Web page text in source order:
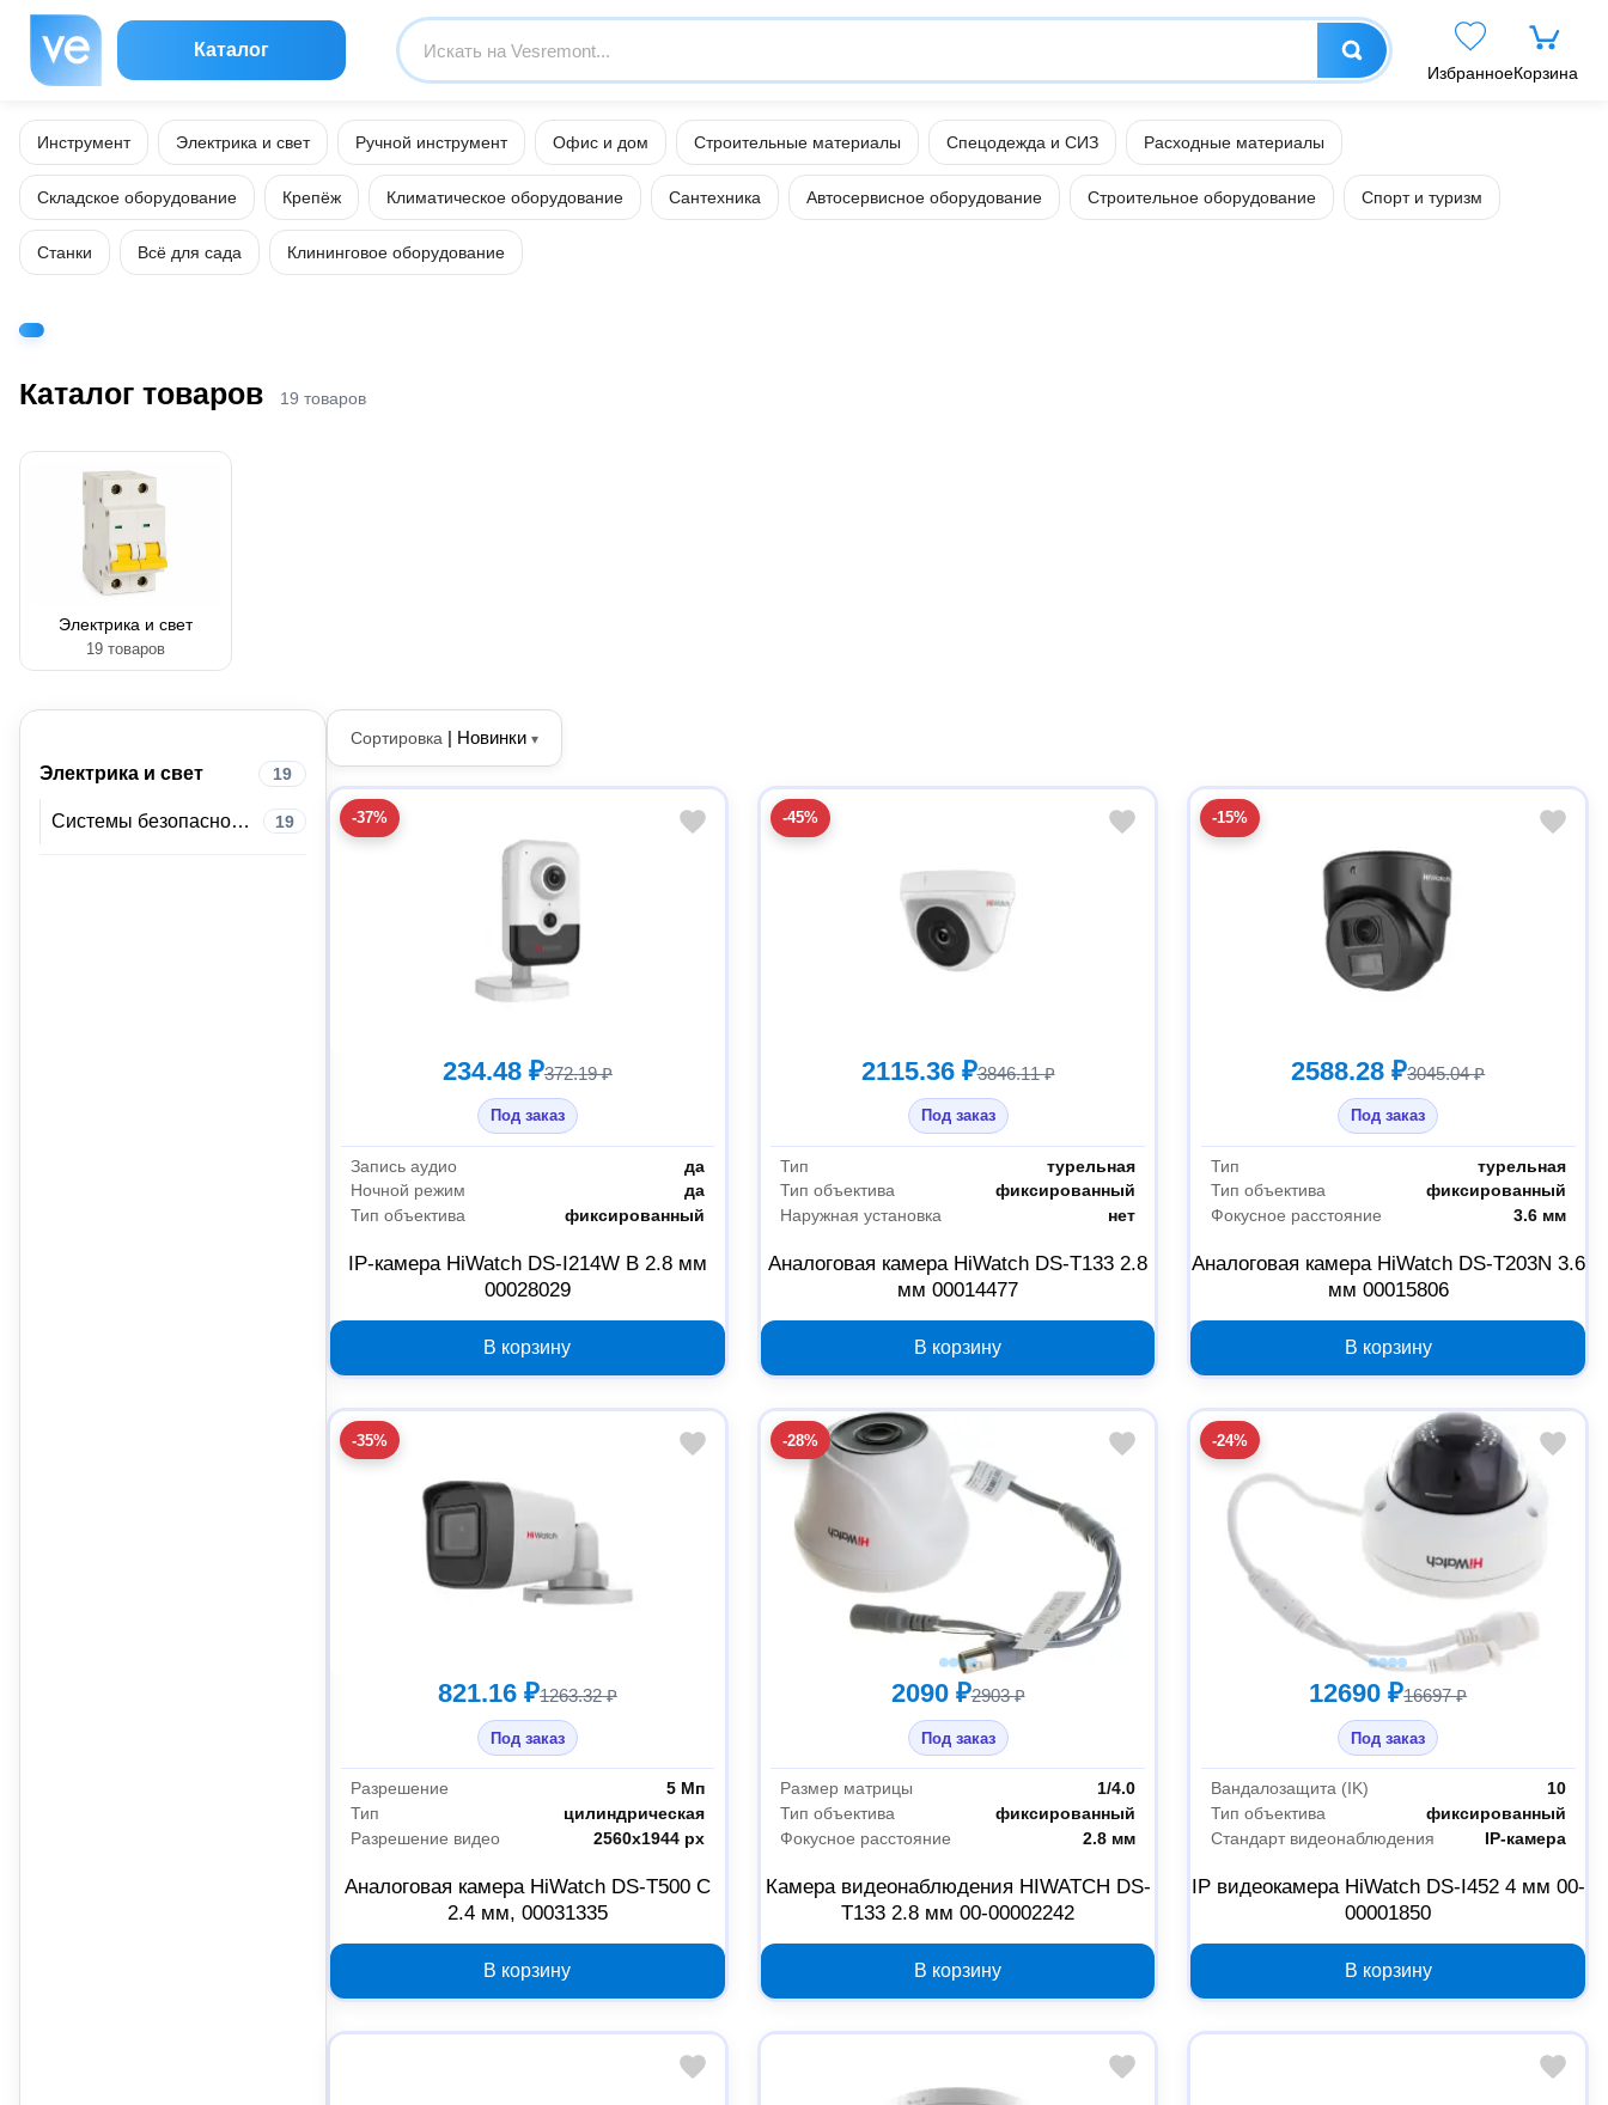
Каталог
ИзбранноеКорзина
Инструмент Электрика и свет Ручной инструмент Офис и дом Строительные материалы Спецодежда и СИЗ Расходные материалы
Складское оборудование Крепёж Климатическое оборудование Сантехника Автосервисное оборудование Строительное оборудование Спорт и туризм
Станки Всё для сада Клининговое оборудование
Каталог товаров 19 товаров
Электрика и свет
19 товаров
Электрика и свет 19
Системы безопасности 19
Сортировка | Новинки ▾
-37%
234.48 ₽372.19 ₽
Под заказ
Запись аудио
да
Ночной режим
да
Тип объектива
фиксированный
IP-камера HiWatch DS-I214W B 2.8 мм
00028029
В корзину
-45%
2115.36 ₽3846.11 ₽
Под заказ
Тип
турельная
Тип объектива
фиксированный
Наружная установка
нет
Аналоговая камера HiWatch DS-T133 2.8
мм 00014477
В корзину
-15%
2588.28 ₽3045.04 ₽
Под заказ
Тип
турельная
Тип объектива
фиксированный
Фокусное расстояние
3.6 мм
Аналоговая камера HiWatch DS-T203N 3.6
мм 00015806
В корзину
-35%
821.16 ₽1263.32 ₽
Под заказ
Разрешение
5 Мп
Тип
цилиндрическая
Разрешение видео
2560х1944 px
Аналоговая камера HiWatch DS-T500 C
2.4 мм, 00031335
В корзину
-28%
2090 ₽2903 ₽
Под заказ
Размер матрицы
1/4.0
Тип объектива
фиксированный
Фокусное расстояние
2.8 мм
Камера видеонаблюдения HIWATCH DS-
T133 2.8 мм 00-00002242
В корзину
-24%
12690 ₽16697 ₽
Под заказ
Вандалозащита (IK)
10
Тип объектива
фиксированный
Стандарт видеонаблюдения
IP-камера
IP видеокамера HiWatch DS-I452 4 мм 00-
00001850
В корзину